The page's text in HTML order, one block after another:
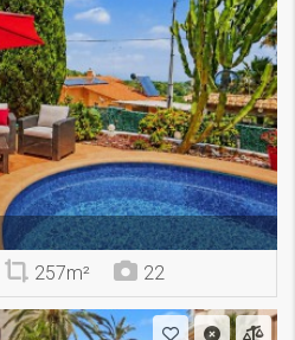
257m² 22